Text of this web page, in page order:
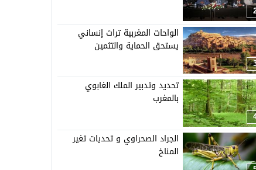
الواحات المغربية تراث إنساني
يستحق الحماية والتثمين
تحديد وتدبير الملك الغابوي
بالمغرب
الجراد الصحراوي و تحديات تغير
المناخ